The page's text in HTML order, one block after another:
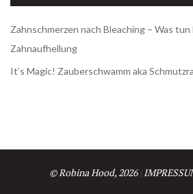
Zahnschmerzen nach Bleaching – Was tun
Zahnaufhellung
It’s Magic! Zauberschwamm aka
© Robina Hood, 2026|